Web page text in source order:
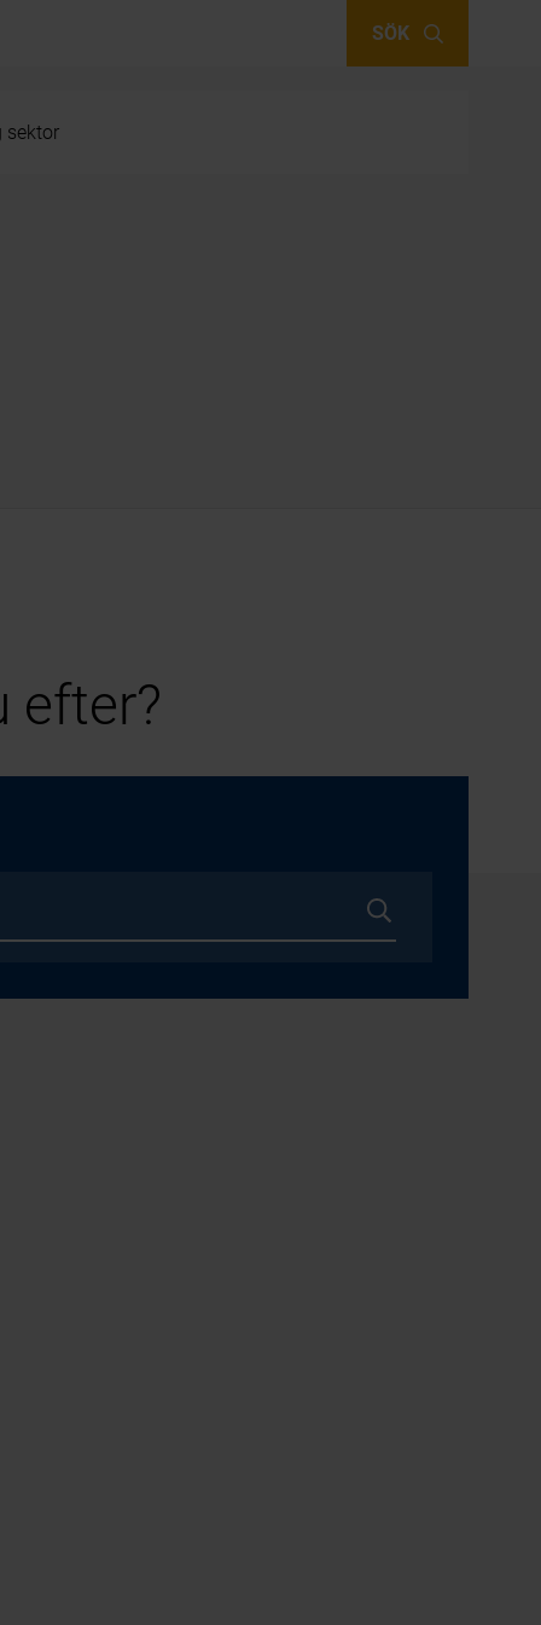
SÖK
sektor
efter?